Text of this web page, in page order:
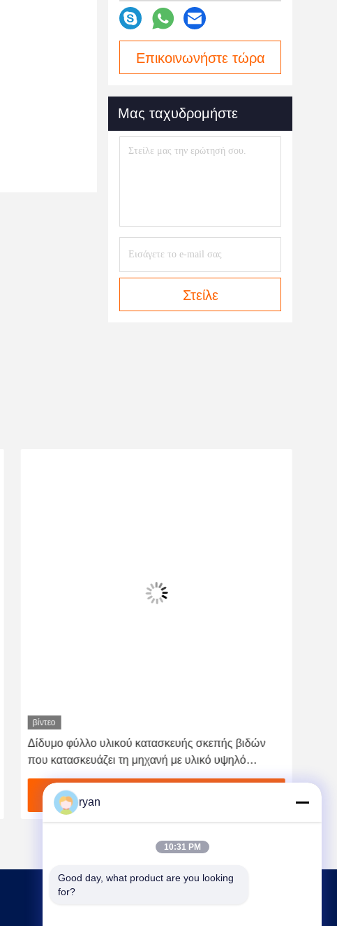
Επικοινωνήστε τώρα
Μας ταχυδρομήστε
Στείλε
βίντεο
Δίδυμο φύλλο υλικού κατασκευής σκεπής βιδών
που κατασκευάζει τη μηχανή με υλικό υψηλό
αποδοτικό νιφάδων της PET
Βρείτε την καλύτερη τιμή
ryan
10:31 PM
Good day, what product are you looking
for?